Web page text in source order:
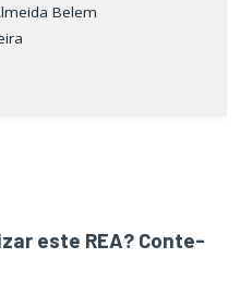
Belem
este REA? Conte-